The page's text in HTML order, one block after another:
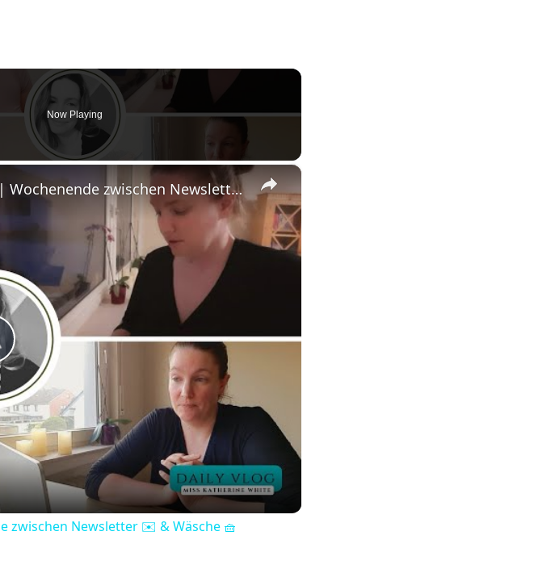
Now Playing
×
Daily Vlog 🌀 | Narzissmus & Stress 💻 | Wochenende zwischen Newsletter ✉️ & Wäsche 🧺
zwischen Newsletter ✉️ & Wäsche 🧺